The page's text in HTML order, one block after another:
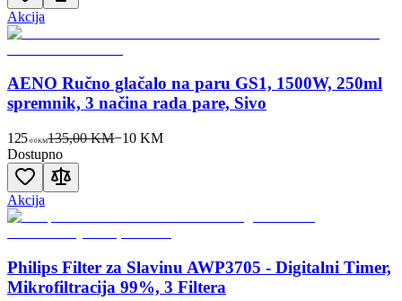
Akcija
AENO Ručno glačalo na paru GS1, 1500W, 250ml
spremnik, 3 načina rada pare, Sivo
125 00KM135,00 KM−10 KM
Dostupno
Akcija
Philips Filter za Slavinu AWP3705 - Digitalni Timer,
Mikrofiltracija 99%, 3 Filtera